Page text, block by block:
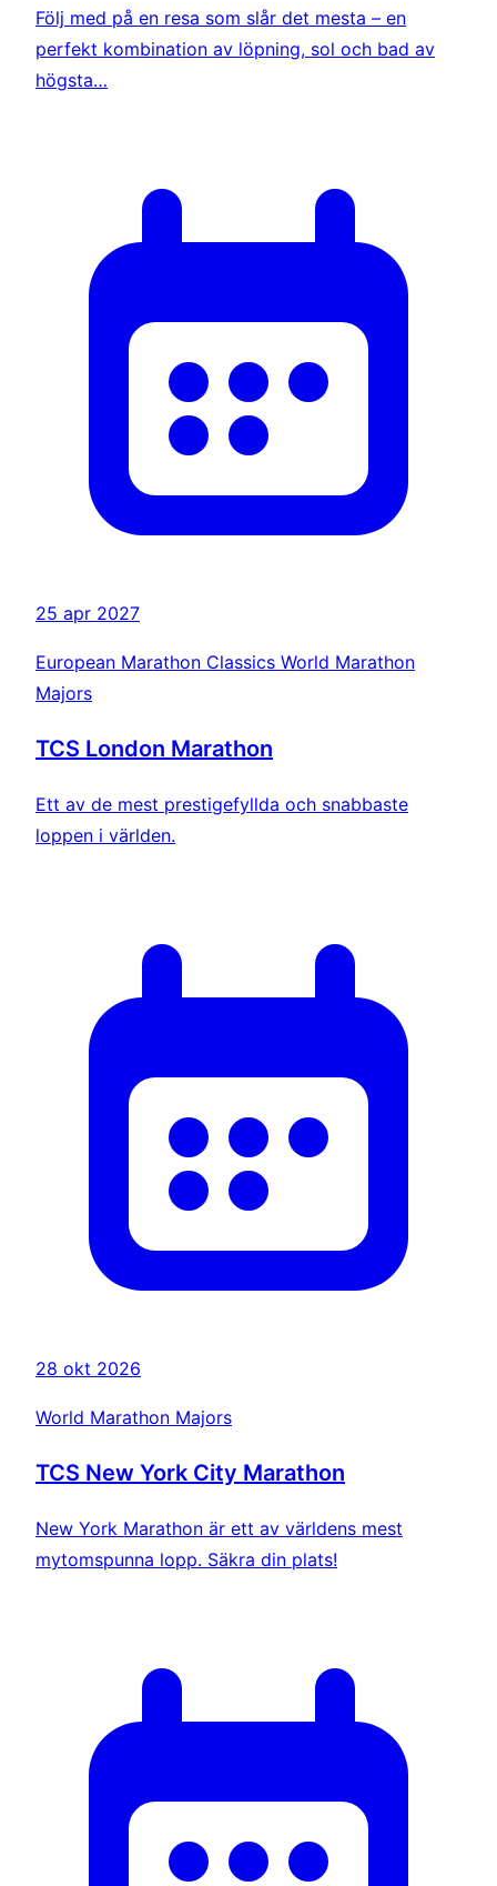
Följ med på en resa som slår det mesta – en
perfekt kombination av löpning, sol och bad av
högsta…
25 apr 2027
European Marathon Classics World Marathon
Majors
TCS London Marathon
Ett av de mest prestigefyllda och snabbaste
loppen i världen.
28 okt 2026
World Marathon Majors
TCS New York City Marathon
New York Marathon är ett av världens mest
mytomspunna lopp. Säkra din plats!